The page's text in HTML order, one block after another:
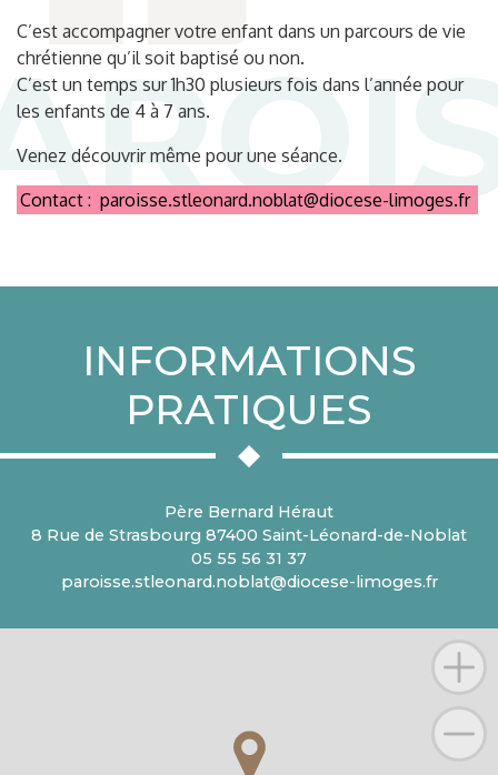
C’est accompagner votre enfant dans un parcours de vie
chrétienne qu’il soit baptisé ou non.
C’est un temps sur 1h30 plusieurs fois dans l’année pour
les enfants de 4 à 7 ans.
Venez découvrir même pour une séance.
Contact : paroisse.stleonard.noblat@diocese-limoges.fr
INFORMATIONS
PRATIQUES
Père Bernard Héraut
8 Rue de Strasbourg 87400 Saint-Léonard-de-Noblat
05 55 56 31 37
paroisse.stleonard.noblat@diocese-limoges.fr